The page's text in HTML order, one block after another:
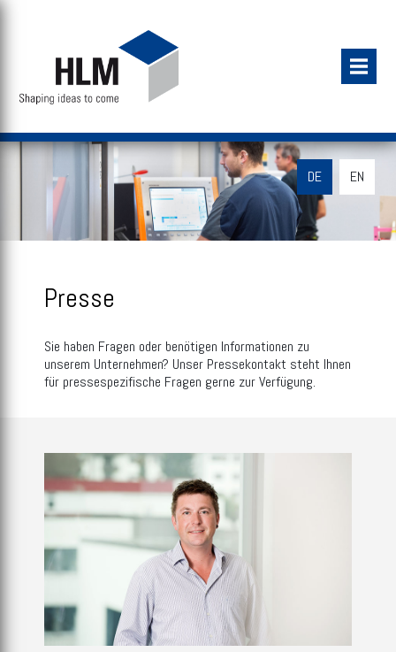
DE EN
Presse
Sie haben Fragen oder benötigen Informationen zu
unserem Unternehmen? Unser Pressekontakt steht Ihnen
für pressespezifische Fragen gerne zur Verfügung.